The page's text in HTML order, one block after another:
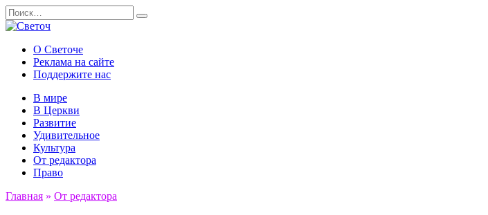
Перейти
к
Search
for:
О Светоче
Реклама на сайте
Поддержите нас
В мире
В Церкви
Развитие
Удивительное
Культура
От редактора
Право
Главная » От редактора